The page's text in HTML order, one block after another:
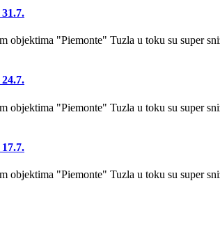
objektima "Piemonte" Tuzla u toku su super
objektima "Piemonte" Tuzla u toku su super
objektima "Piemonte" Tuzla u toku su super